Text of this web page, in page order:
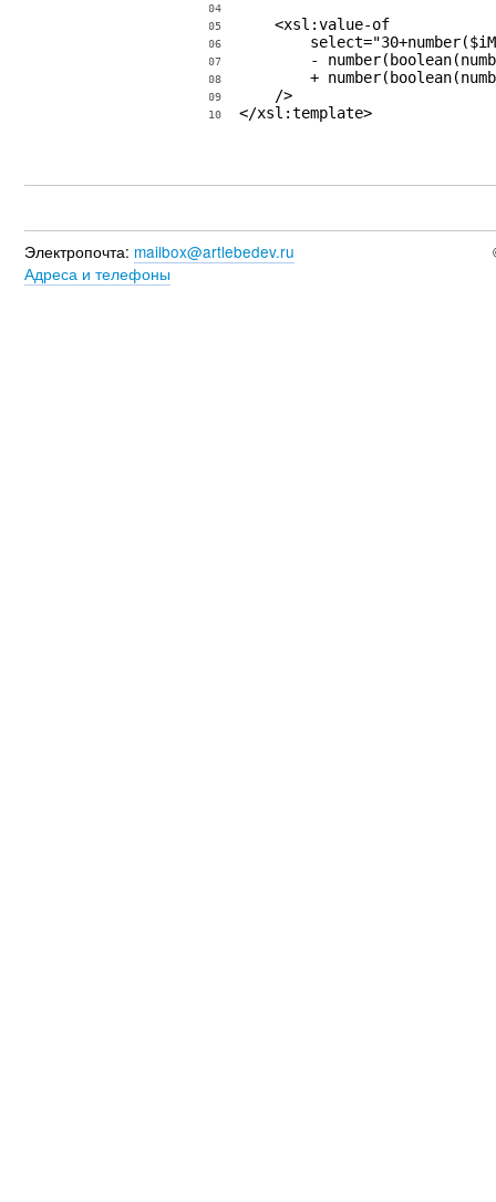
04
05
06
07
08
09
10
    <xsl:value-of
-
+
    />
</xsl:template>
Электропочта: mailbox@artlebedev.ru
Адреса и телефоны